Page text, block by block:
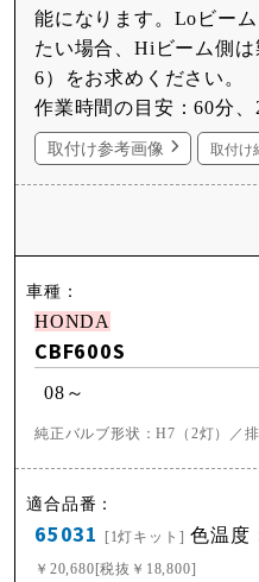
能になります。Loビー
たい場合、Hiビーム側
6）をお求めください。
作業時間の目安：60分
取付け参考画像 取付け
HONDA
CBF600S
08～
純正バルブ形状：H7（2灯）／
65031 [1灯キット] 色温度
￥20,680[税抜￥18,800]